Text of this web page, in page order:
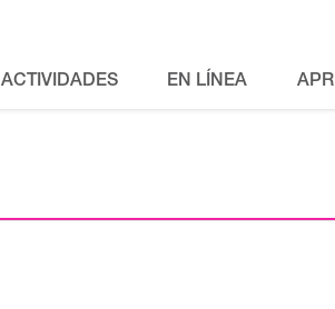
ACTIVIDADES EN LÍNEA